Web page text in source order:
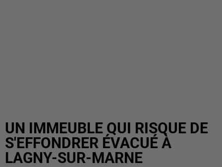
UN IMMEUBLE QUI RISQUE DE
S'EFFONDRER ÉVACUÉ À
LAGNY-SUR-MARNE